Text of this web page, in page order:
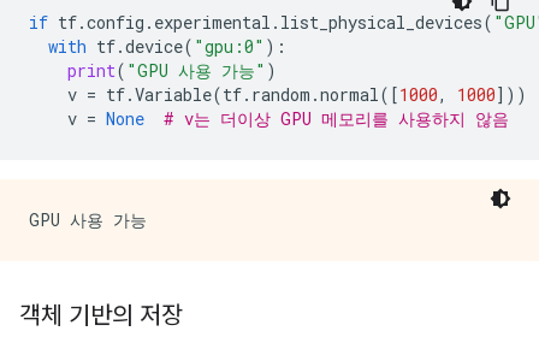
if tf.config . experimental . list_physical_devices(
with tf.device( "gpu:0" ):
print( "GPU 사용 가능" )
v = tf.Variable(tf. random .normal([1000, 1000]))
v = None # v는 더이상 GPU 메모리를 사용하지 않음
객체 기반의 저장